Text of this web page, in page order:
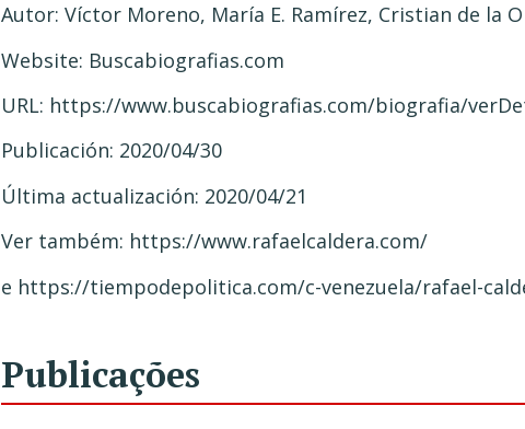
Autor: Víctor Moreno, María E. Ramírez, Cristian de la
Website: Buscabiografias.com
URL: https://www.buscabiografias.com/biografia/
Publicación: 2020/04/30
Última actualización: 2020/04/21
Ver também: https://www.rafaelcaldera.com/
e https://tiempodepolitica.com/c-venezuela/rafael-
Publicações